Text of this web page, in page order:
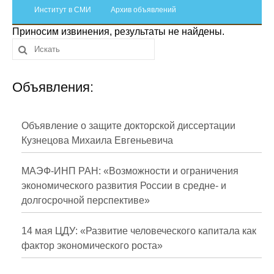
Отчетность
Противодействие коррупции
Материалы для СМИ
Публикации
Научная жизнь
Проблемы прогнозирования
О журнале
Номера журналов
Институт в СМИ Архив объявлений
Приносим извинения, результаты не найдены.
Объявления:
Объявление о защите докторской диссертации
Кузнецова Михаила Евгеньевича
МАЭФ-ИНП РАН: «Возможности и ограничения
экономического развития России в средне- и
долгосрочной перспективе»
14 мая ЦДУ: «Развитие человеческого капитала как
фактор экономического роста»